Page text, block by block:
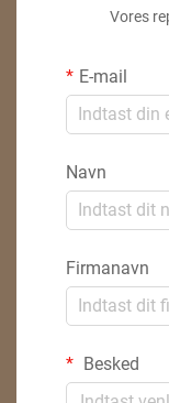
Vores
E-mail
Navn
Firmanavn
Besked